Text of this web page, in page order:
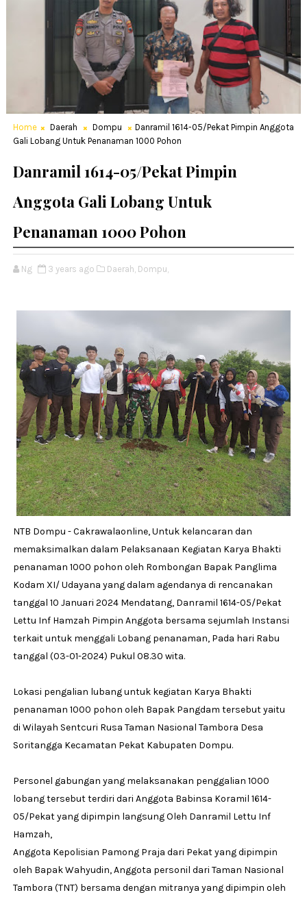
Home Daerah Dompu
Danramil 1614-05/Pekat Pimpin Anggota
Gali Lobang Untuk Penanaman 1000 Pohon
Danramil 1614-05/Pekat Pimpin
Anggota Gali Lobang Untuk
Penanaman 1000 Pohon
Ng 3 years ago Daerah, Dompu,
NTB Dompu - Cakrawalaonline, Untuk kelancaran dan
memaksimalkan dalam Pelaksanaan Kegiatan Karya Bhakti
penanaman 1000 pohon oleh Rombongan Bapak Panglima
Kodam XI/ Udayana yang dalam agendanya di rencanakan
tanggal 10 Januari 2024 Mendatang, Danramil 1614-05/Pekat
Lettu Inf Hamzah Pimpin Anggota bersama sejumlah Instansi
terkait untuk menggali Lobang penanaman, Pada hari Rabu
tanggal (03-01-2024) Pukul 08.30 wita.
Lokasi pengalian lubang untuk kegiatan Karya Bhakti
penanaman 1000 pohon oleh Bapak Pangdam tersebut yaitu
di Wilayah Sentcuri Rusa Taman Nasional Tambora Desa
Soritangga Kecamatan Pekat Kabupaten Dompu.
Personel gabungan yang melaksanakan penggalian 1000
lobang tersebut terdiri dari Anggota Babinsa Koramil 1614-
05/Pekat yang dipimpin langsung Oleh Danramil Lettu Inf
Hamzah,
Anggota Kepolisian Pamong Praja dari Pekat yang dipimpin
oleh Bapak Wahyudin, Anggota personil dari Taman Nasional
Tambora (TNT) bersama dengan mitranya yang dipimpin oleh